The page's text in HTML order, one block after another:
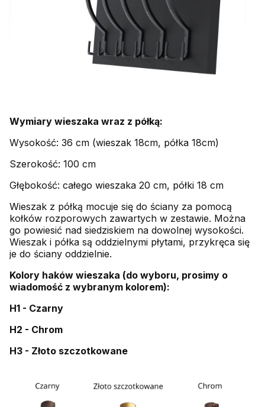
Wymiary wieszaka wraz z półką:
Wysokość: 36 cm (wieszak 18cm, półka 18cm)
Szerokość: 100 cm
Głębokość: całego wieszaka 20 cm, półki 18 cm
Wieszak z półką mocuje się do ściany za pomocą
kołków rozporowych zawartych w zestawie. Można
go powiesić nad siedziskiem na dowolnej wysokości.
Wieszak i półka są oddzielnymi płytami, przykręca się
je do ściany oddzielnie.
Kolory haków wieszaka (do wyboru, prosimy o
wiadomość z wybranym kolorem):
H1 - Czarny
H2 - Chrom
H3 - Złoto szczotkowane